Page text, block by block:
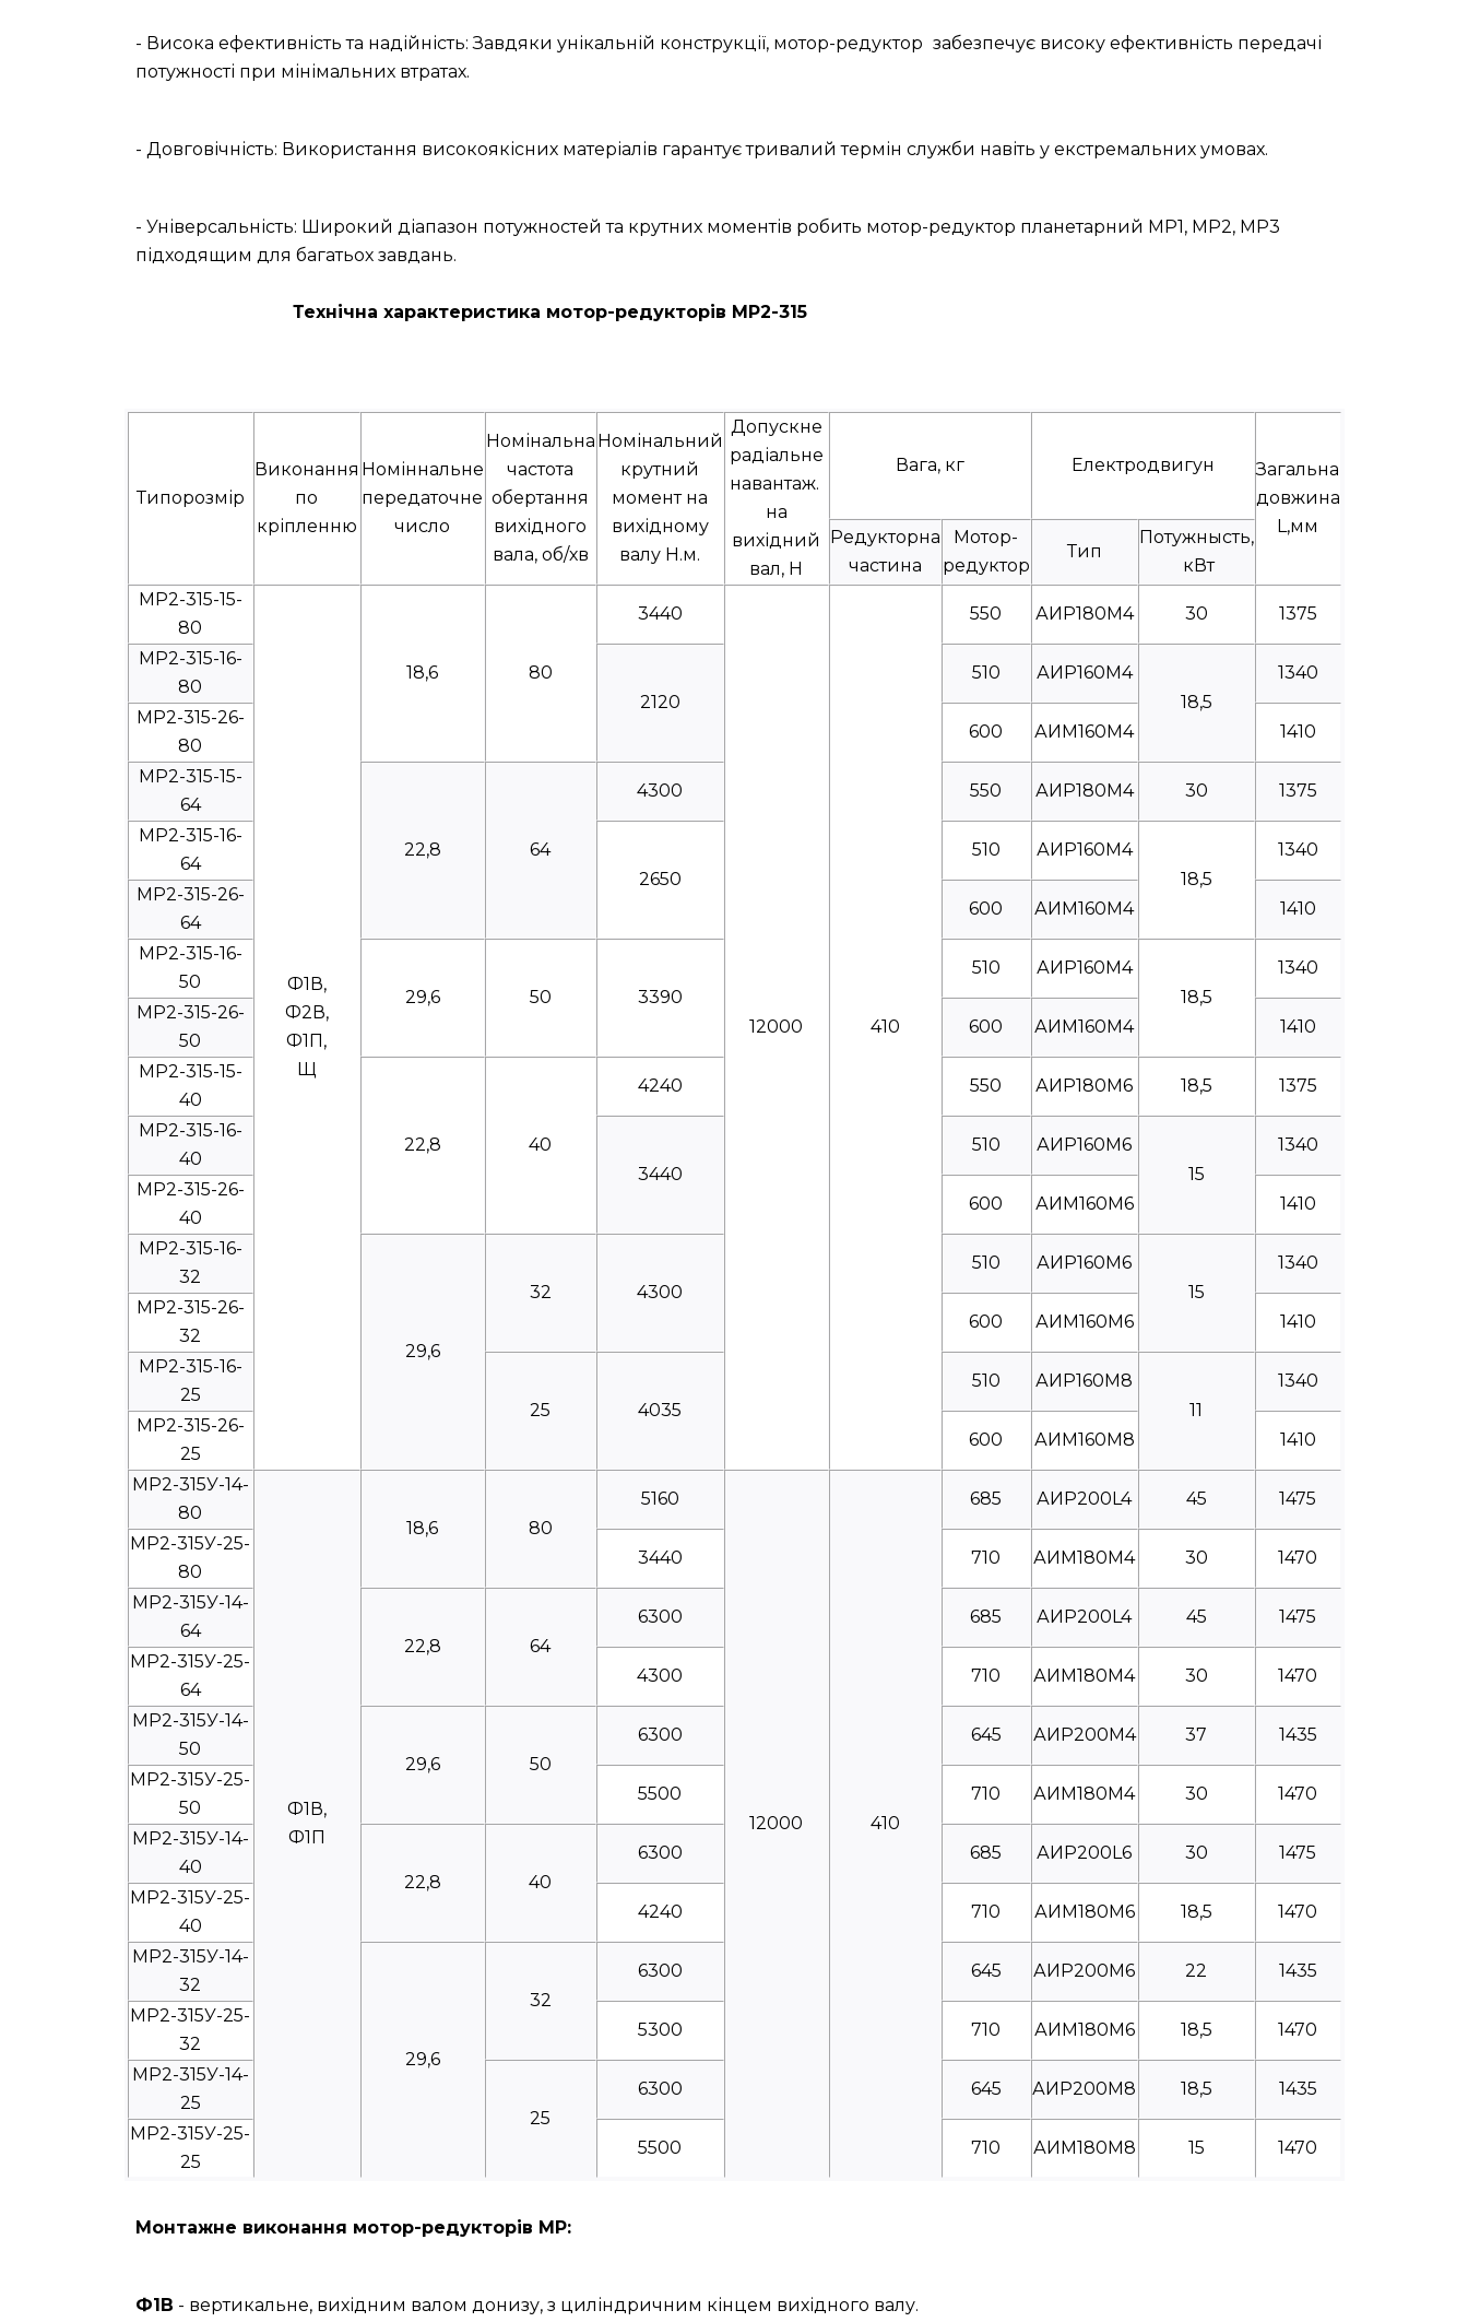
- Висока ефективність та надійність: Завдяки унікальній конструкції, мотор-редуктор забезпечує високу ефективність передачі
потужності при мінімальних втратах.
- Довговічність: Використання високоякісних матеріалів гарантує тривалий термін служби навіть у екстремальних умовах.
- Універсальність: Широкий діапазон потужностей та крутних моментів робить мотор-редуктор планетарний МР1, МР2, МР3
підходящим для багатьох завдань.
Технічна характеристика мотор-редукторів МР2-315
Типорозмір
Виконання
по
кріпленню
Номіннальне
передаточне
число
Номінальна
частота
обертання
вихідного
вала, об/хв
Номінальний
крутний
момент на
вихідному
валу Н.м.
Допускне
радіальне
навантаж.
на
вихідний
вал, Н
Вага, кг Електродвигун
Загальна
довжина
L,мм
Редукторна
частина
Мотор-
редуктор
Тип
Потужнысть,
кВт
МР2-315-15-
80
Ф1В,
Ф2В,
Ф1П,
Щ
18,6 80
3440
12000 410
550 АИР180М4 30 1375
МР2-315-16-
80
2120
510
АИР160М4
18,5
1340
МР2-315-26-
80
600 АИМ160М4 1410
МР2-315-15-
64
22,8 64
4300 550 АИР180М4 30 1375
МР2-315-16-
64
2650
510
АИР160М4
18,5
1340
МР2-315-26-
64
600 АИМ160М4 1410
МР2-315-16-
50
29,6 50 3390
510
АИР160М4
18,5
1340
МР2-315-26-
50
600 АИМ160М4 1410
МР2-315-15-
40
22,8 40
4240 550 АИР180М6 18,5 1375
МР2-315-16-
40
3440
510
АИР160М6
15
1340
МР2-315-26-
40
600 АИМ160М6 1410
МР2-315-16-
32
29,6
32 4300
510
АИР160М6
15
1340
МР2-315-26-
32
600 АИМ160М6 1410
МР2-315-16-
25
25 4035
510
АИР160М8
11
1340
МР2-315-26-
25
600 АИМ160М8 1410
МР2-315У-14-
80
Ф1В,
Ф1П
18,6 80
5160
12000 410
685 АИР200L4 45 1475
МР2-315У-25-
80
3440 710 АИМ180М4 30 1470
МР2-315У-14-
64
22,8 64
6300 685 АИР200L4 45 1475
МР2-315У-25-
64
4300 710 АИМ180М4 30 1470
МР2-315У-14-
50
29,6 50
6300 645 АИР200М4 37 1435
МР2-315У-25-
50
5500 710 АИМ180М4 30 1470
МР2-315У-14-
40
22,8 40
6300 685 АИР200L6 30 1475
МР2-315У-25-
40
4240 710 АИМ180М6 18,5 1470
МР2-315У-14-
32
29,6
32
6300 645 АИР200М6 22 1435
МР2-315У-25-
32
5300 710 АИМ180М6 18,5 1470
МР2-315У-14-
25
25
6300 645 АИР200М8 18,5 1435
МР2-315У-25-
25
5500 710 АИМ180М8 15 1470
Монтажне виконання мотор-редукторів МР:
Ф1В - вертикальне, вихідним валом донизу, з циліндричним кінцем вихідного валу.